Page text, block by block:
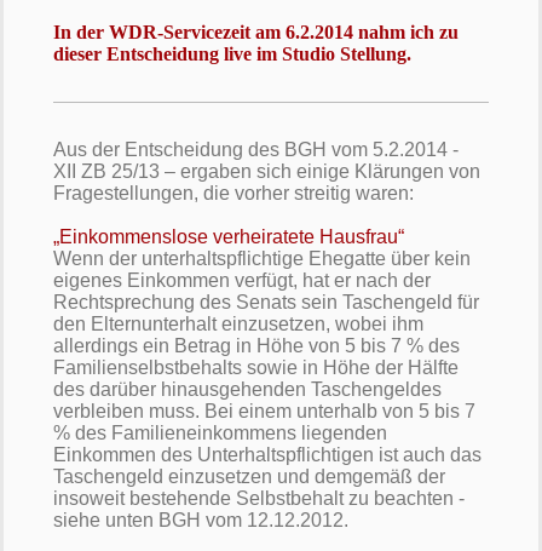
In der WDR-Servicezeit am 6.2.2014 nahm ich zu
dieser Entscheidung live im Studio Stellung.
Aus der Entscheidung des BGH vom 5.2.2014 -
XII ZB 25/13 – ergaben sich einige Klärungen von
Fragestellungen, die vorher streitig waren:
„Einkommenslose verheiratete Hausfrau“
Wenn der unterhaltspflichtige Ehegatte über kein
eigenes Einkommen verfügt, hat er nach der
Rechtsprechung des Senats sein Taschengeld für
den Elternunterhalt einzusetzen, wobei ihm
allerdings ein Betrag in Höhe von 5 bis 7 % des
Familienselbstbehalts sowie in Höhe der Hälfte
des darüber hinausgehenden Taschengeldes
verbleiben muss. Bei einem unterhalb von 5 bis 7
% des Familieneinkommens liegenden
Einkommen des Unterhaltspflichtigen ist auch das
Taschengeld einzusetzen und demgemäß der
insoweit bestehende Selbstbehalt zu beachten -
siehe unten BGH vom 12.12.2012.